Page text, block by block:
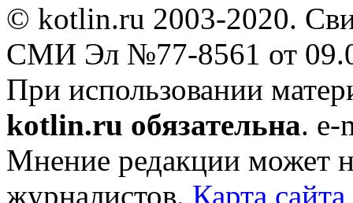
© kotlin.ru 2003-2020.
СМИ Эл №77-8561 от
При использовании
kotlin.ru обязательна. e-
Мнение редакции может
журналистов. Карта сайта